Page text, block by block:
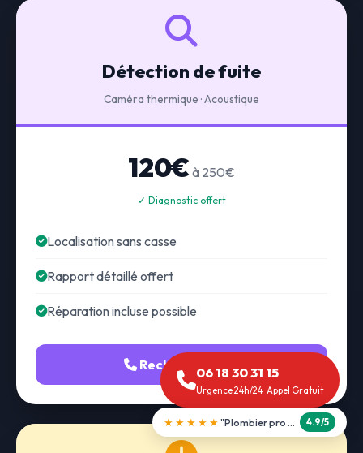
Détection de fuite
Caméra thermique · Acoustique
120€ à 250€
✓ Diagnostic offert
Localisation sans casse
Rapport détaillé offert
Réparation incluse possible
Recherche fuite06 18 30 31 15
Urgence 24h/24 · Appel Gratuit
★★★★★ "Débouchage WC en 30 min" 5.0/5